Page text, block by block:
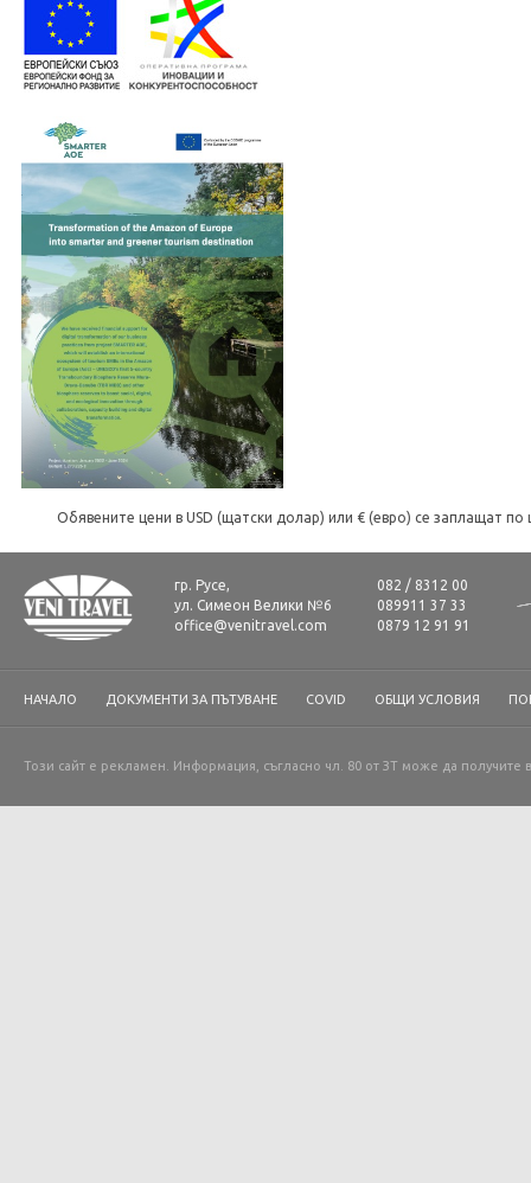
Обявените цени в USD (щатски долар) или € (евро) се заплащат
гр. Русе,
ул. Симеон Велики №6
office@venitravel.com
082 / 8312 00
089911 37 33
0879 12 91 91
НАЧАЛО ДОКУМЕНТИ ЗА ПЪТУВАНЕ COVID ОБЩИ УСЛОВИЯ
Този сайт е рекламен. Информация, съгласно чл. 80 от ЗТ може да получите